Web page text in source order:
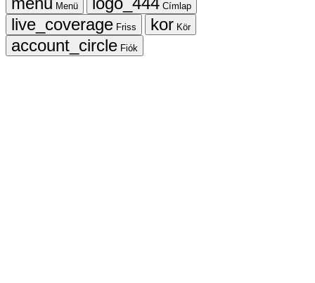
Menü
Címlap
Friss
Kör
Fiók